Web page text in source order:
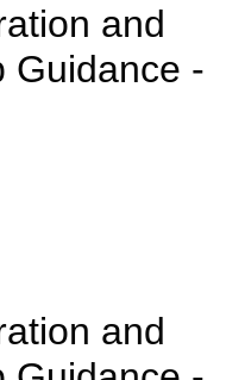
and
Guidance -
and